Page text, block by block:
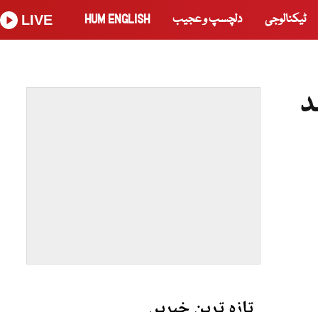
ٹیکنالوجی دلچسپ و عجیب HUM ENGLISH
LIVE